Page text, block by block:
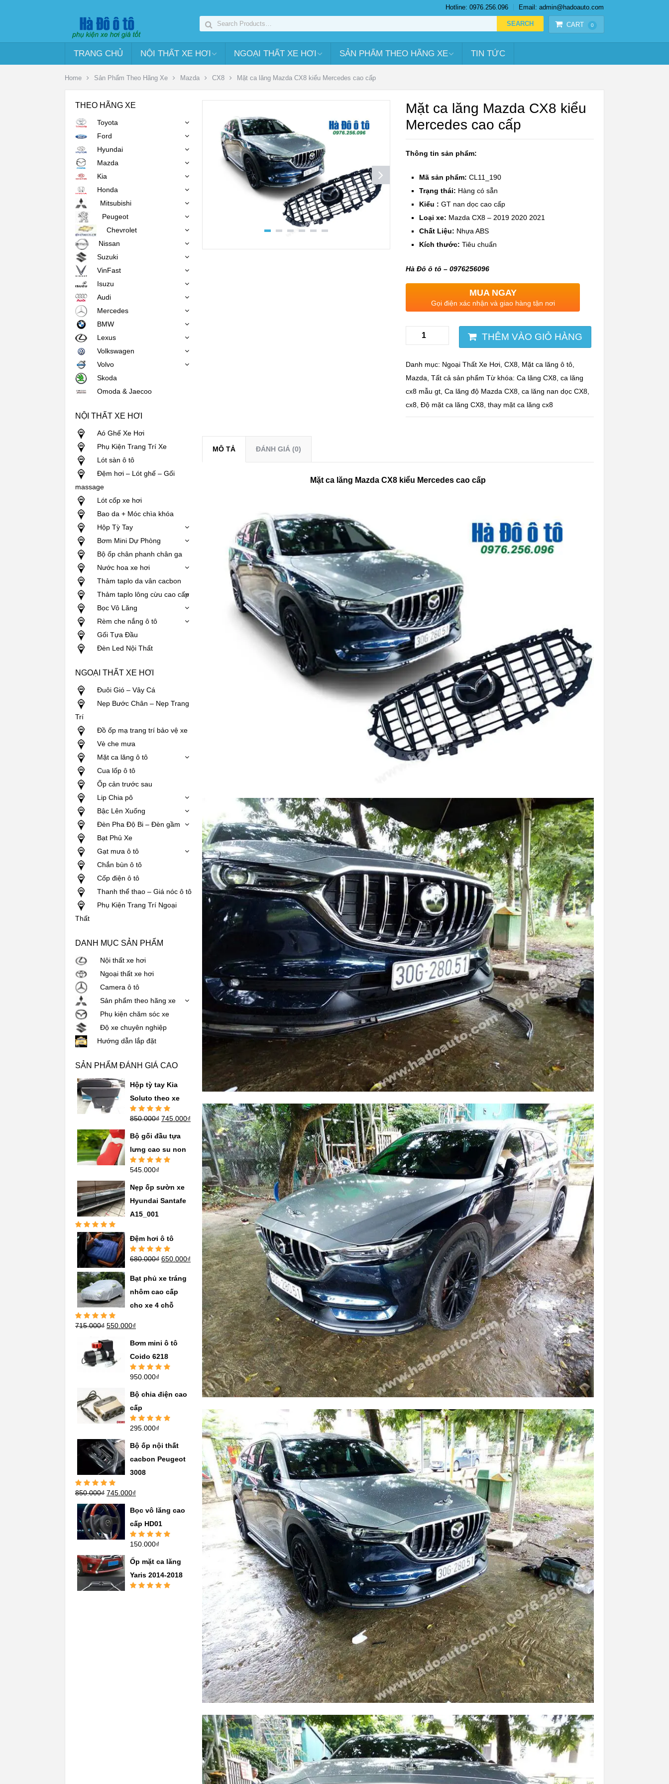
Hotline: 0976.256.096 Email: admin@hadoauto.com
CART 0
TRANG CHỦ NỘI THẤT XE HƠI NGOẠI THẤT XE HƠI SẢN PHẨM THEO HÃNG XE TIN TỨC
Home Sản Phẩm Theo Hãng Xe Mazda CX8 Mặt ca lăng Mazda CX8 kiểu Mercedes cao cấp
Mặt ca lăng Mazda CX8 kiểu
Mercedes cao cấp
Thông tin sản phẩm:
Mã sản phẩm: CL11_190
Trạng thái: Hàng có sẵn
Kiểu : GT nan dọc cao cấp
Loại xe: Mazda CX8 – 2019 2020 2021
Chất Liệu: Nhựa ABS
Kích thước: Tiêu chuẩn
Hà Đô ô tô – 0976256096
MUA NGAY
Gọi điện xác nhận và giao hàng tận nơi
THÊM VÀO GIỎ HÀNG
Danh mục: Ngoại Thất Xe Hơi ,CX8 Mặt ca lăng ô tô
Mazda ,Tất cả sản phẩm Từ khóa:Ca lăng CX8 ,ca lăng
cx8 mẫu gt ,Ca lăng độ Mazda CX8 ,ca lăng nan dọc CX8
cx8 ,Độ mặt ca lăng CX8 ,thay mặt ca lăng cx8
MÔ TẢ ĐÁNH GIÁ (0)
Mặt ca lăng Mazda CX8 kiểu Mercedes cao cấp
THEO HÃNG XE
Toyota
Ford
Hyundai
Mazda
Kia
Honda
Mitsubishi
Peugeot
Chevrolet
Nissan
Suzuki
VinFast
Isuzu
Audi
Mercedes
BMW
Lexus
Volkswagen
Volvo
Skoda
Omoda & Jaecoo
NỘI THẤT XE HƠI
Aó Ghế Xe Hơi
Phụ Kiện Trang Trí Xe
Lót sàn ô tô
Đệm hơi – Lót ghế – Gối
massage
Lót cốp xe hơi
Bao da + Móc chìa khóa
Hộp Tỳ Tay
Bơm Mini Dự Phòng
Bộ ốp chân phanh chân ga
Nước hoa xe hơi
Thảm taplo da vân cacbon
Thảm taplo lông cừu cao cấp
Bọc Vô Lăng
Rèm che nắng ô tô
Gối Tựa Đầu
Đèn Led Nội Thất
NGOẠI THẤT XE HƠI
Đuôi Gió – Vây Cá
Nẹp Bước Chân – Nẹp Trang
Trí
Đồ ốp mạ trang trí bảo vệ xe
Vè che mưa
Mặt ca lăng ô tô
Cua lốp ô tô
Ốp cản trước sau
Lip Chia pô
Bậc Lên Xuống
Đèn Pha Độ Bi – Đèn gầm
Bạt Phủ Xe
Gạt mưa ô tô
Chắn bùn ô tô
Cốp điện ô tô
Thanh thể thao – Giá nóc ô tô
Phụ Kiện Trang Trí Ngoại
Thất
DANH MỤC SẢN PHẨM
Nội thất xe hơi
Ngoại thất xe hơi
Camera ô tô
Sản phẩm theo hãng xe
Phụ kiện chăm sóc xe
Độ xe chuyên nghiệp
Hướng dẫn lắp đặt
SẢN PHẨM ĐÁNH GIÁ CAO
Hộp tỳ tay Kia
Soluto theo xe
Được xếp
sao
850.000₫ 745.000₫
Bộ gối đầu tựa
lưng cao su non
Được xếp
sao
545.000₫
Nẹp ốp sườn xe
Hyundai Santafe
A15_001
Được xếp
hạng5.005
sao
Đệm hơi ô tô
Được xếp
680.000₫ 650.000₫
Bạt phủ xe tráng
nhôm cao cấp
cho xe 4 chỗ
Được xếp
715.000₫ 550.000₫
Bơm mini ô tô
Coido 6218
Được xếp
sao
950.000₫
Bộ chia điện cao
cấp
Được xếp
sao
295.000₫
Bộ ốp nội thất
cacbon Peugeot
3008
Được xếp
sao
850.000₫ 745.000₫
Bọc vô lăng cao
cấp HD01
Được xếp
sao
150.000₫
Ốp mặt ca lăng
Yaris 2014-2018